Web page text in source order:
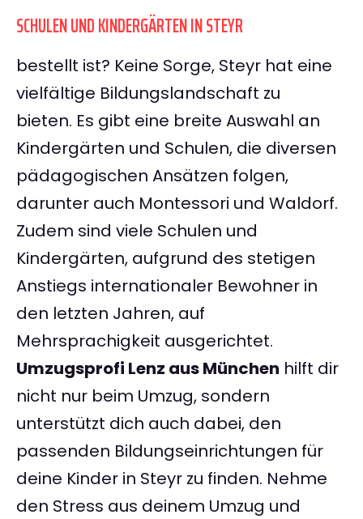
SCHULEN UND KINDERGÄRTEN IN STEYR
bestellt ist? Keine Sorge, Steyr hat eine
vielfältige Bildungslandschaft zu
bieten. Es gibt eine breite Auswahl an
Kindergärten und Schulen, die diversen
pädagogischen Ansätzen folgen,
darunter auch Montessori und Waldorf.
Zudem sind viele Schulen und
Kindergärten, aufgrund des stetigen
Anstiegs internationaler Bewohner in
den letzten Jahren, auf
Mehrsprachigkeit ausgerichtet.
Umzugsprofi Lenz aus München hilft dir
nicht nur beim Umzug, sondern
unterstützt dich auch dabei, den
passenden Bildungseinrichtungen für
deine Kinder in Steyr zu finden. Nehme
den Stress aus deinem Umzug und